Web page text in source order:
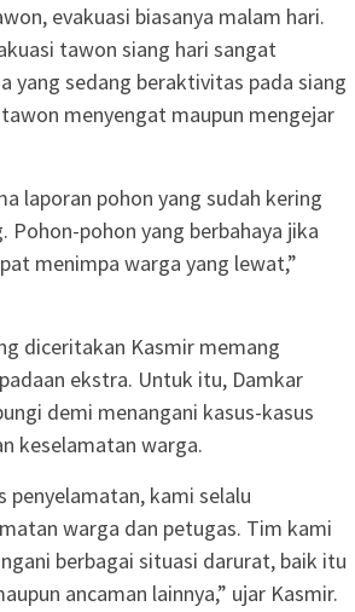
evakuasi biasanya malam hari.
tawon siang hari sangat
yang sedang beraktivitas pada siang
menyengat maupun mengejar
laporan pohon yang sudah kering
Pohon-pohon yang berbahaya jika
menimpa warga yang lewat,”
diceritakan Kasmir memang
ekstra. Untuk itu, Damkar
demi menangani kasus-kasus
keselamatan warga.
penyelamatan, kami selalu
warga dan petugas. Tim kami
berbagai situasi darurat, baik itu
ancaman lainnya,” ujar Kasmir.